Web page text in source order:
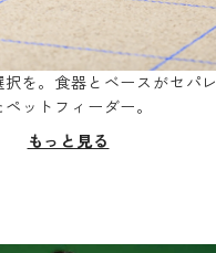
を。食器とベースがセパレ
ットフィーダー。
もっと見る